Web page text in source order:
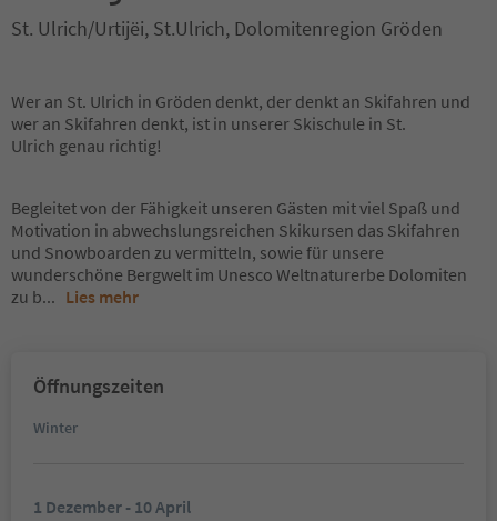
St. Ulrich/Urtijëi, St.Ulrich, Dolomitenregion Gröden
Wer an St. Ulrich in Gröden denkt, der denkt an Skifahren und
wer an Skifahren denkt, ist in unserer Skischule in St.
Ulrich genau richtig!
Begleitet von der Fähigkeit unseren Gästen mit viel Spaß und
Motivation in abwechslungsreichen Skikursen das Skifahren
und Snowboarden zu vermitteln, sowie für unsere
wunderschöne Bergwelt im Unesco Weltnaturerbe Dolomiten
zu b... Lies mehr
Öffnungszeiten
Winter
1 Dezember - 10 April